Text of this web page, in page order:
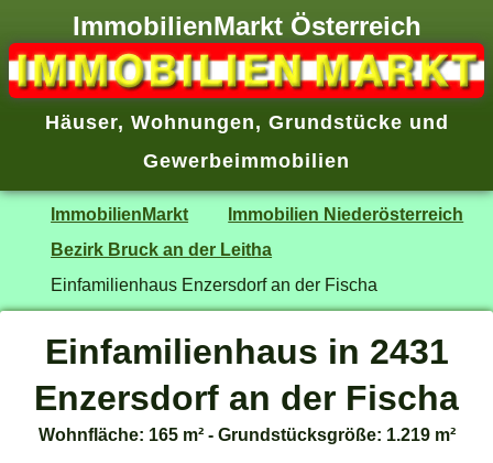
ImmobilienMarkt Österreich
Häuser, Wohnungen, Grundstücke und
Gewerbeimmobilien
ImmobilienMarkt
Immobilien Niederösterreich
Bezirk Bruck an der Leitha
Einfamilienhaus Enzersdorf an der Fischa
Einfamilienhaus in 2431
Enzersdorf an der Fischa
Wohnfläche: 165 m² - Grundstücksgröße: 1.219 m²